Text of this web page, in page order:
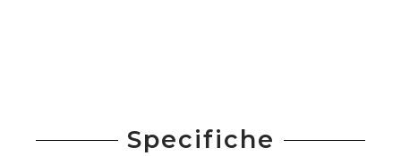
Specifiche